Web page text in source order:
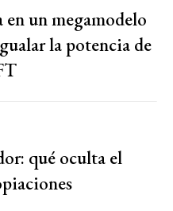
un megamodelo
la potencia de
qué oculta el